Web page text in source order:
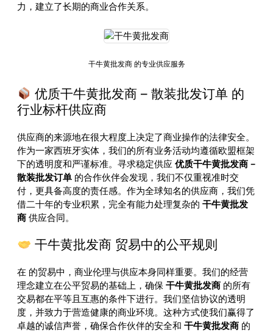
力，建立了长期的商业合作关系。
干牛黄批发商 的专业供应服务
优质干牛黄批发商 – 散装批发订单 的
行业标杆供应商
供应商的来源地在很大程度上决定了商业操作的法律安全。
作为一家西班牙实体，我们的所有业务活动均遵循欧盟框架
下的透明度和严谨标准。寻求稳定供应 优质干牛黄批发商 –
散装批发订单 的合作伙伴会发现，我们不仅重视准时交
付，更具备高度的责任感。作为全球知名的供应商，我们凭
借二十年的专业积累，完全有能力处理复杂的 干牛黄批发
商 供应合同。
干牛黄批发商 贸易中的公平规则
在 的贸易中，商业伦理与供应本身同样重要。我们的经营
理念建立在公平贸易的基础上，确保 干牛黄批发商 的所有
交易都在平等且互惠的条件下进行。我们坚信协议的透明
度，并致力于营造健康的商业环境。这种方式使我们赢得了
卓越的诚信声誉，确保合作伙伴的安全和 干牛黄批发商 的